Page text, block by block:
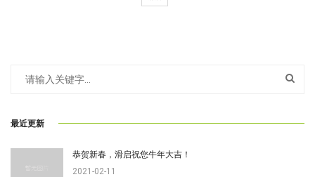
最近更新
恭贺新春，滑启祝您牛年大吉！
2021-02-11